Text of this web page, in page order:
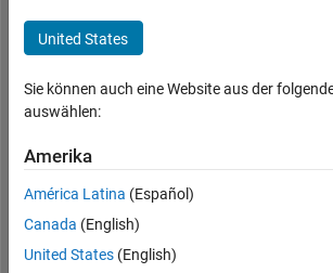
mehr
als 2
Jahre
Aktiv
seit
2024
0
United States
Sie können auch eine Website aus der
auswählen:
Amerika
América Latina (Español)
Canada (English)
United States (English)